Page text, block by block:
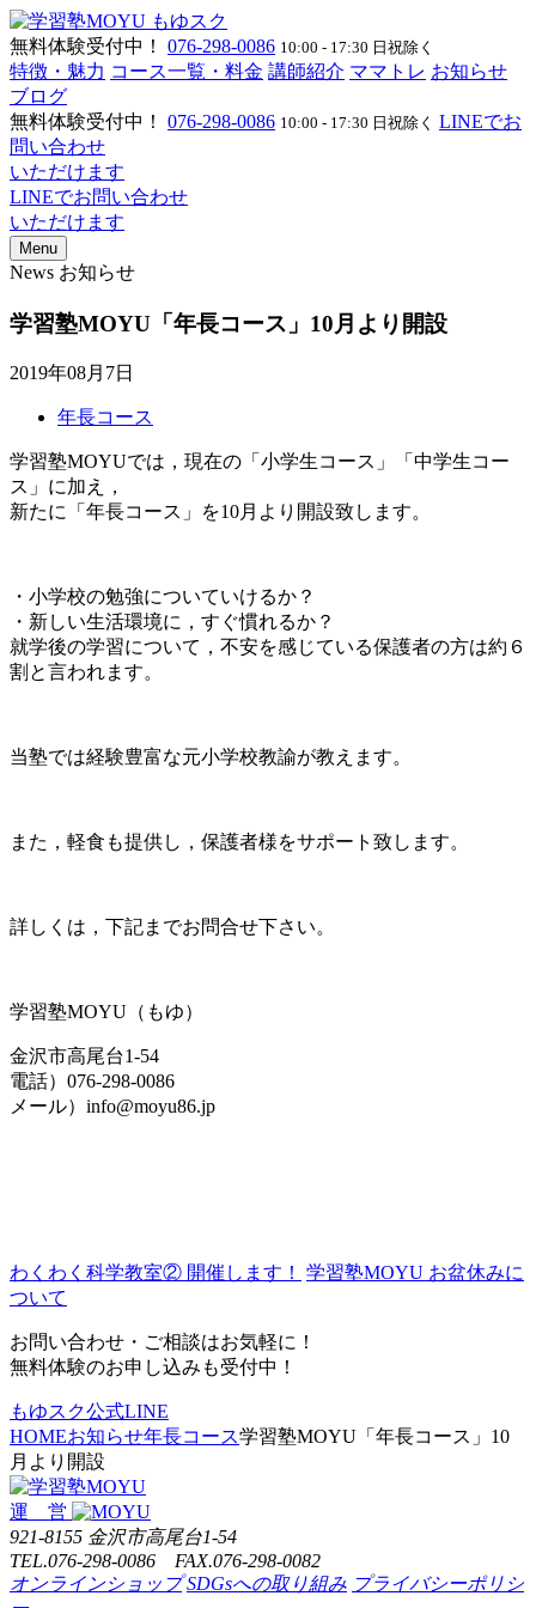
無料体験受付中！ 076-298-0086 10:00 - 17:30 日祝除く
特徴・魅力 コース一覧・料金 講師紹介 ママトレ お知らせ
ブログ
無料体験受付中！
076-298-0086 10:00 - 17:30 日祝除く LINEでお
問い合わせ
いただけます
LINEでお問い合わせ
いただけます
Menu
News お知らせ
学習塾MOYU「年長コース」10月より開設
2019年08月7日
年長コース
学習塾MOYUでは，現在の「小学生コース」「中学生コー
ス」に加え，
新たに「年長コース」を10月より開設致します。
・小学校の勉強についていけるか？
・新しい生活環境に，すぐ慣れるか？
就学後の学習について，不安を感じている保護者の方は約６
割と言われます。
当塾では経験豊富な元小学校教諭が教えます。
また，軽食も提供し，保護者様をサポート致します。
詳しくは，下記までお問合せ下さい。
学習塾MOYU（もゆ）
金沢市高尾台1-54
電話）076-298-0086
メール）info@moyu86.jp
わくわく科学教室② 開催します！
学習塾MOYU お盆休みに
ついて
お問い合わせ・ご相談はお気軽に！
無料体験のお申し込みも受付中！
もゆスク公式LINE
HOMEお知らせ年長コース学習塾MOYU「年長コース」10
月より開設
運 営
921-8155 金沢市高尾台1-54
TEL.076-298-0086 FAX.076-298-0082
オンラインショップ SDGsへの取り組み プライバシーポリシ